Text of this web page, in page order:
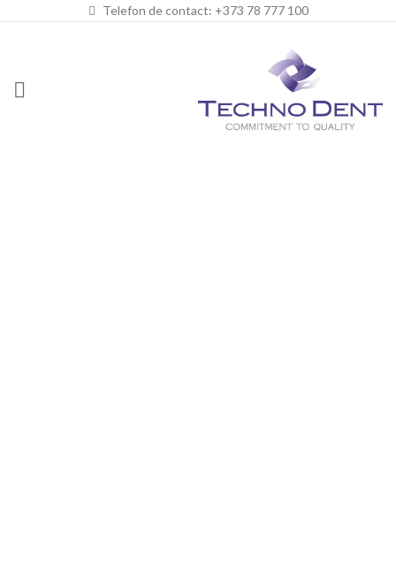
Telefon de contact: +373 78 777 100